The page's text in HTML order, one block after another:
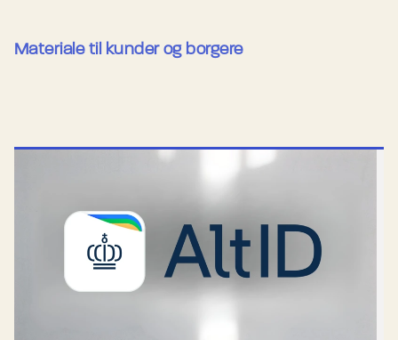
Materiale til kunder og borgere